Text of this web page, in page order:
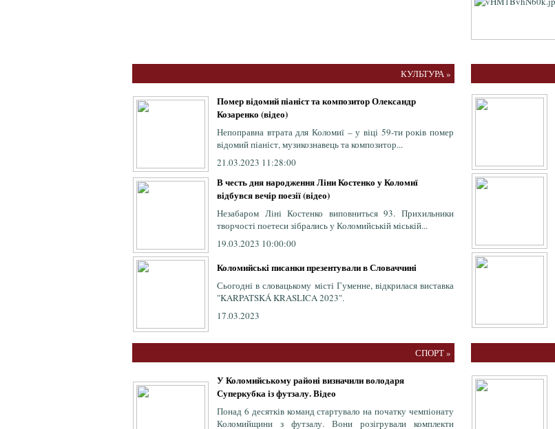
КУЛЬТУРА »
Помер відомий піаніст та композитор Олександр
Козаренко (відео)
Непоправна втрата для Коломиї – у віці 59-ти років помер
відомий піаніст, музикознавець та композитор...
21.03.2023 11:28:00
В честь дня народження Ліни Костенко у Коломиї
відбувся вечір поезії (відео)
Незабаром Ліні Костенко виповниться 93. Прихильники
творчості поетеси зібрались у Коломийській міській...
19.03.2023 10:00:00
Коломийські писанки презентували в Словаччині
Сьогодні в словацькому місті Гуменне, відкрилася виставка
"KARPATSKÁ KRASLICA 2023".
17.03.2023
СПОРТ »
У Коломийському районі визначили володаря
Суперкубка із футзалу. Відео
Понад 6 десятків команд стартувало на початку чемпіонату
Коломийщини з футзалу. Вони розігрували комплекти